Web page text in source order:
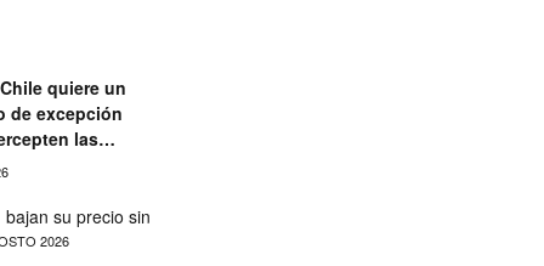
quiere un
de excepción
las
su precio sin
2026